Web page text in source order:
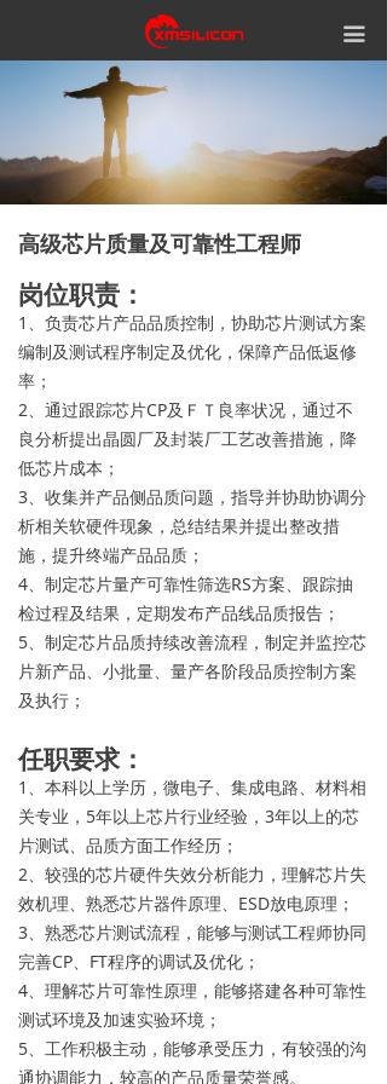
끀
岗位职责：
1、负责芯片产品品质控制，协助芯片测试方案
编制及测试程序制定及优化，保障产品低返修
率；
2、通过跟踪芯片CP及ＦＴ良率状况，通过不
良分析提出晶圆厂及封装厂工艺改善措施，降
低芯片成本；
3、收集并产品侧品质问题，指导并协助协调分
析相关软硬件现象，总结结果并提出整改措
施，提升终端产品品质；
4、制定芯片量产可靠性筛选RS方案、跟踪抽
检过程及结果，定期发布产品线品质报告；
5、制定芯片品质持续改善流程，制定并监控芯
片新产品、小批量、量产各阶段品质控制方案
及执行；
任职要求：
1、本科以上学历，微电子、集成电路、材料相
关专业，5年以上芯片行业经验，3年以上的芯
片测试、品质方面工作经历；
2、较强的芯片硬件失效分析能力，理解芯片失
效机理、熟悉芯片器件原理、ESD放电原理；
3、熟悉芯片测试流程，能够与测试工程师协同
完善CP、FT程序的调试及优化；
4、理解芯片可靠性原理，能够搭建各种可靠性
测试环境及加速实验环境；
5、工作积极主动，能够承受压力，有较强的沟
通协调能力，较高的产品质量荣誉感。
高级芯片质量及可靠性工程师